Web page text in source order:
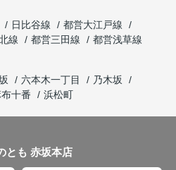
日比谷線
都営大江戸線
線 都営三田線
都営浅草線
六本木一丁目
乃木坂
十番 浜松町
とも 赤坂本店